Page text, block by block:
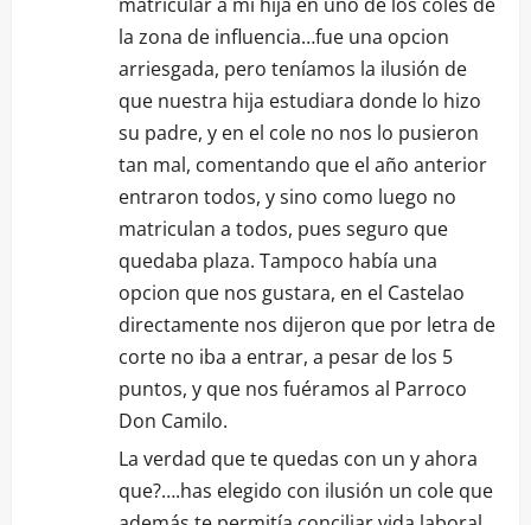
la zona de influencia…fue una opcion
arriesgada, pero teníamos la ilusión de
que nuestra hija estudiara donde lo hizo
su padre, y en el cole no nos lo pusieron
tan mal, comentando que el año anterior
entraron todos, y sino como luego no
matriculan a todos, pues seguro que
quedaba plaza. Tampoco había una
opcion que nos gustara, en el Castelao
directamente nos dijeron que por letra de
corte no iba a entrar, a pesar de los 5
puntos, y que nos fuéramos al Parroco
Don Camilo.
La verdad que te quedas con un y ahora
que?….has elegido con ilusión un cole que